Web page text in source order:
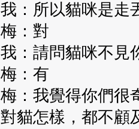
我：所以貓咪是走
梅：對
我：請問貓咪不見
梅：有
梅：我覺得你們很
對貓怎樣，都不顧